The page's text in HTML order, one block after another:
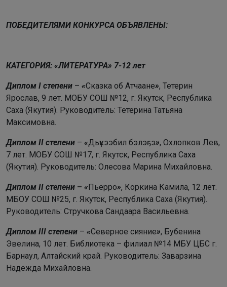
ПОБЕДИТЕЛЯМИ КОНКУРСА ОБЪЯВЛЕНЫ:
КАТЕГОРИЯ: «ЛИТЕРАТУРА» 7-12 лет
Диплом I степени – «Сказка об Атчаане», Тетерин
Ярослав, 9 лет. МОБУ СОШ №12, г. Якутск, Республика
Саха (Якутия). Руководитель: Тетерина Татьяна
Максимовна.
Диплом II степени – «Дьүкээбил бэлэҕэ», Охлопков Лев,
7 лет. МОБУ СОШ №17, г. Якутск, Республика Саха
(Якутия). Руководитель: Олесова Марина Михайловна.
Диплом II степени – «Пьерро», Коркина Камила, 12 лет.
МБОУ СОШ №25, г. Якутск, Республика Саха (Якутия).
Руководитель: Стручкова Сандаара Васильевна.
Диплом III степени – «Северное сияние», Бубенина
Эвелина, 10 лет. Библиотека – филиал №14 МБУ ЦБС г.
Барнаул, Алтайский край. Руководитель: Заварзина
Надежда Михайловна.